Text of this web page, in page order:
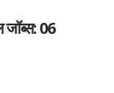
जॉब्स: 06